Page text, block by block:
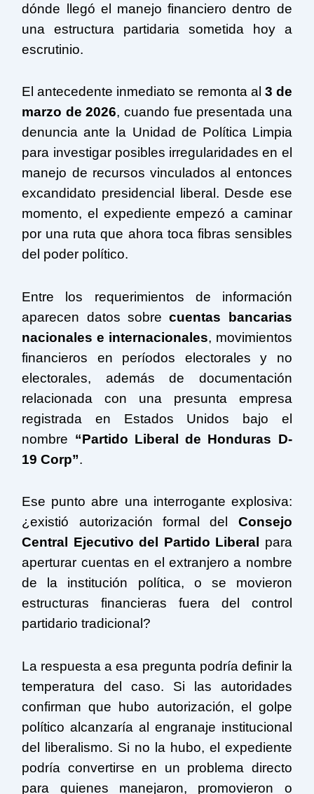
dónde llegó el manejo financiero dentro de
una estructura partidaria sometida hoy a
escrutinio.
El antecedente inmediato se remonta al 3 de
marzo de 2026, cuando fue presentada una
denuncia ante la Unidad de Política Limpia
para investigar posibles irregularidades en el
manejo de recursos vinculados al entonces
excandidato presidencial liberal. Desde ese
momento, el expediente empezó a caminar
por una ruta que ahora toca fibras sensibles
del poder político.
Entre los requerimientos de información
aparecen datos sobrecuentas bancarias
nacionales e internacionales, movimientos
financieros en períodos electorales y no
electorales, además de documentación
relacionada con una presunta empresa
registrada en Estados Unidos bajo el
nombre “Partido Liberal de Honduras D-
19 Corp”.
Ese punto abre una interrogante explosiva:
¿existió autorización formal del Consejo
Central Ejecutivo del Partido Liberal
para
aperturar cuentas en el extranjero a nombre
de la institución política, o se movieron
estructuras financieras fuera del control
partidario tradicional?
La respuesta a esa pregunta podría definir la
temperatura del caso. Si las autoridades
confirman que hubo autorización, el golpe
político alcanzaría al engranaje institucional
del liberalismo. Si no la hubo, el expediente
podría convertirse en un problema directo
para quienes manejaron, promovieron o